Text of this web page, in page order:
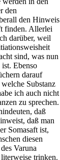
den
den Hinweis
finden. Allerlei
darüber, weil
sind, was nun
Ebenso
darauf
Substanz
ich auch nicht
zu sprechen.
daß
daß man
Somasaft ist,
diesen
Varuna
trinken.